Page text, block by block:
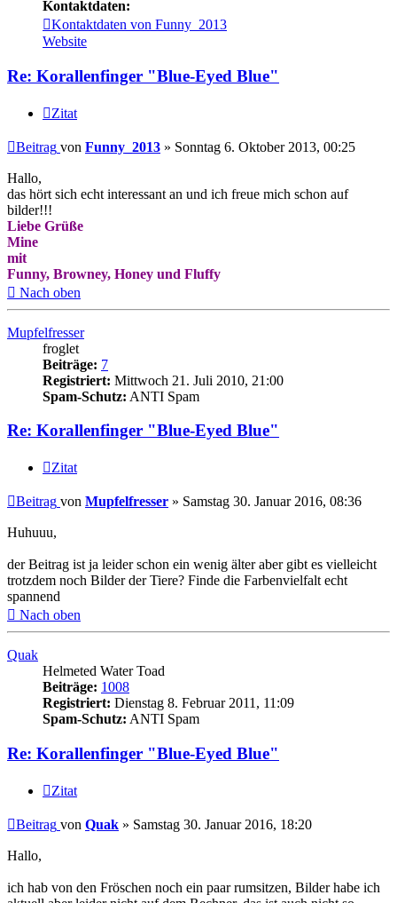
Kontaktdaten:
Kontaktdaten von Funny_2013
Website
Re: Korallenfinger "Blue-Eyed Blue"
Zitat
Beitrag von Funny_2013 » Sonntag 6. Oktober 2013, 00:25
Hallo,
das hört sich echt interessant an und ich freue mich schon auf
bilder!!!
Liebe Grüße
Mine
mit
Funny, Browney, Honey und Fluffy
Nach oben
Mupfelfresser
froglet
Beiträge: 7
Registriert: Mittwoch 21. Juli 2010, 21:00
Spam-Schutz: ANTI Spam
Re: Korallenfinger "Blue-Eyed Blue"
Zitat
Beitrag von Mupfelfresser » Samstag 30. Januar 2016, 08:36
Huhuuu,
der Beitrag ist ja leider schon ein wenig älter aber gibt es vielleicht
trotzdem noch Bilder der Tiere? Finde die Farbenvielfalt echt
spannend
Nach oben
Quak
Helmeted Water Toad
Beiträge: 1008
Registriert: Dienstag 8. Februar 2011, 11:09
Spam-Schutz: ANTI Spam
Re: Korallenfinger "Blue-Eyed Blue"
Zitat
Beitrag von Quak » Samstag 30. Januar 2016, 18:20
Hallo,
ich hab von den Fröschen noch ein paar rumsitzen, Bilder habe ich